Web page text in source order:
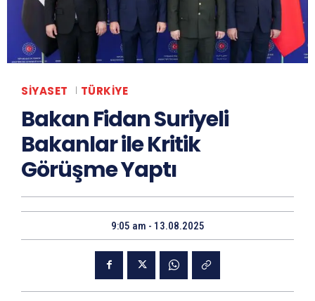
SIYASET TÜRKIYE
Bakan Fidan Suriyeli
Bakanlar ile Kritik
Görüşme Yaptı
9:05 am - 13.08.2025